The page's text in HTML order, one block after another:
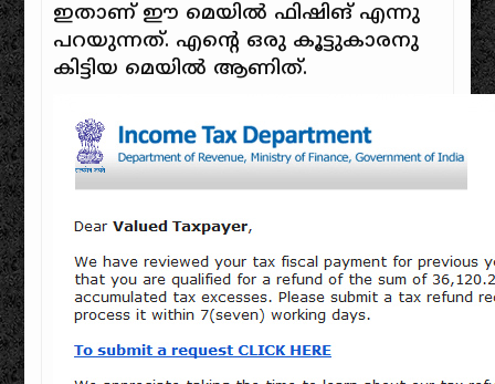
ഇതാണ് ഈ മെയിൽ ഫിഷിങ് എന്നു
പറയുന്നത്. എന്റെ ഒരു കൂട്ടുകാരനു
കിട്ടിയ മെയിൽ ആണിത്.